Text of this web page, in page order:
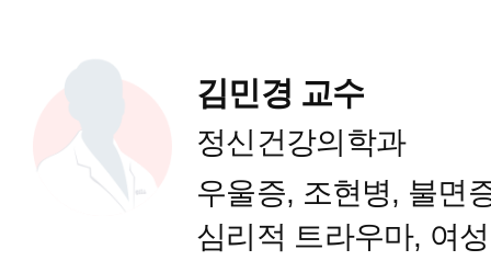
소화기내과
내분비내과
김민경 교수
정신건강의학과
우울증, 조현병, 불면
심리적 트라우마, 여